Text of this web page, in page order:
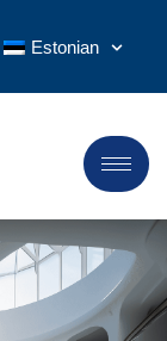
Estonian